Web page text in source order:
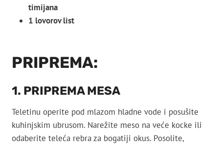
timijana
1 lovorov list
PRIPREMA:
1. PRIPREMA MESA
Teletinu operite pod mlazom hladne vode i posušite
kuhinjskim ubrusom. Narežite meso na veće kocke ili
odaberite teleća rebra za bogatiji okus. Posolite,